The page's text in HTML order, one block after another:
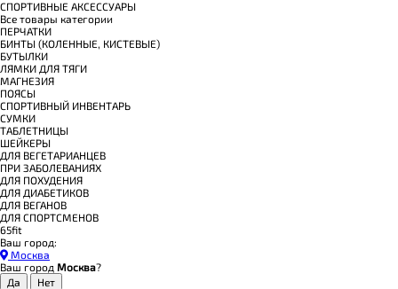
СПОРТИВНЫЕ АКСЕССУАРЫ
Все товары категории
ПЕРЧАТКИ
БИНТЫ (КОЛЕННЫЕ, КИСТЕВЫЕ)
БУТЫЛКИ
ЛЯМКИ ДЛЯ ТЯГИ
МАГНЕЗИЯ
ПОЯСЫ
СПОРТИВНЫЙ ИНВЕНТАРЬ
СУМКИ
ТАБЛЕТНИЦЫ
ШЕЙКЕРЫ
ДЛЯ ВЕГЕТАРИАНЦЕВ
ПРИ ЗАБОЛЕВАНИЯХ
ДЛЯ ПОХУДЕНИЯ
ДЛЯ ДИАБЕТИКОВ
ДЛЯ ВЕГАНОВ
ДЛЯ СПОРТСМЕНОВ
65fit
Ваш город:
Москва
Ваш город Москва?